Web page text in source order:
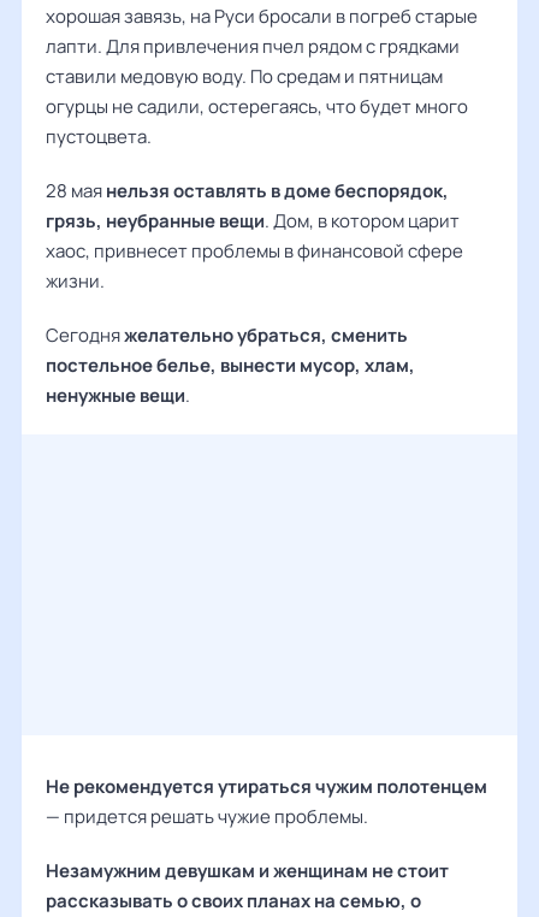
хорошая завязь, на Руси бросали в погреб старые
лапти. Для привлечения пчел рядом с грядками
ставили медовую воду. По средам и пятницам
огурцы не садили, остерегаясь, что будет много
пустоцвета.
28 маянельзя оставлять в доме беспорядок,
грязь, неубранные вещи. Дом, в котором царит
хаос, привнесет проблемы в финансовой сфере
жизни.
Сегодняжелательно убраться, сменить
постельное белье, вынести мусор, хлам,
ненужные вещи.
Не рекомендуется утираться чужим полотенцем
— придется решать чужие проблемы.
Незамужним девушкам и женщинам не стоит
рассказывать о своих планах на семью, о